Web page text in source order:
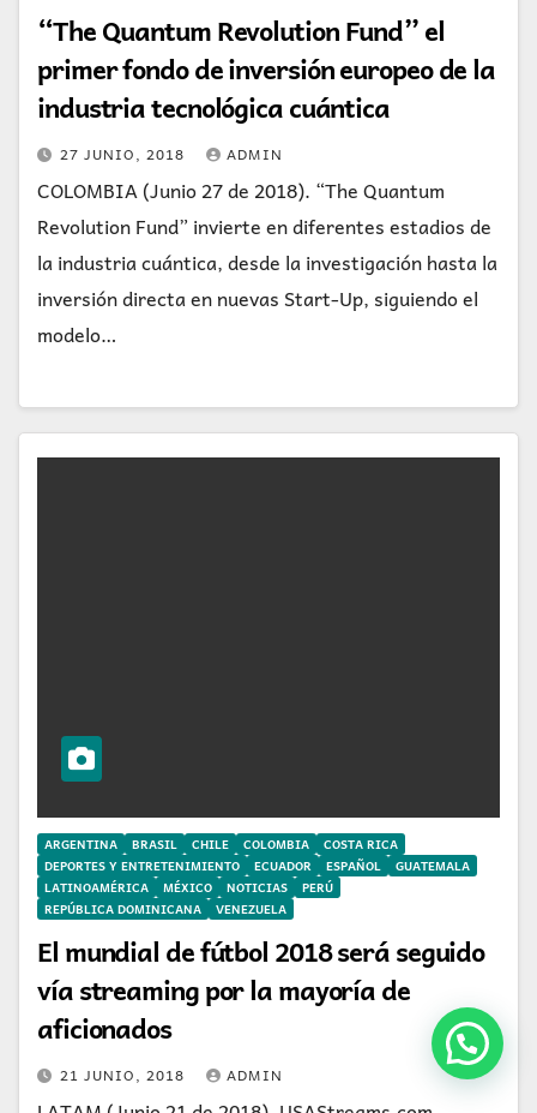
“The Quantum Revolution Fund” el
primer fondo de inversión europeo de la
industria tecnológica cuántica
27 JUNIO, 2018 ADMIN
COLOMBIA (Junio 27 de 2018). “The Quantum
Revolution Fund” invierte en diferentes estadios de
la industria cuántica, desde la investigación hasta la
inversión directa en nuevas Start-Up, siguiendo el
modelo…
ARGENTINA BRASIL CHILE COLOMBIA
COSTA RICA
DEPORTES Y ENTRETENIMIENTO
ECUADOR ESPAÑOL
GUATEMALA
LATINOAMÉRICA
MÉXICO NOTICIAS
PERÚ
REPÚBLICA DOMINICANA
VENEZUELA
El mundial de fútbol 2018 será seguido
vía streaming por la mayoría de
aficionados
21 JUNIO, 2018 ADMIN